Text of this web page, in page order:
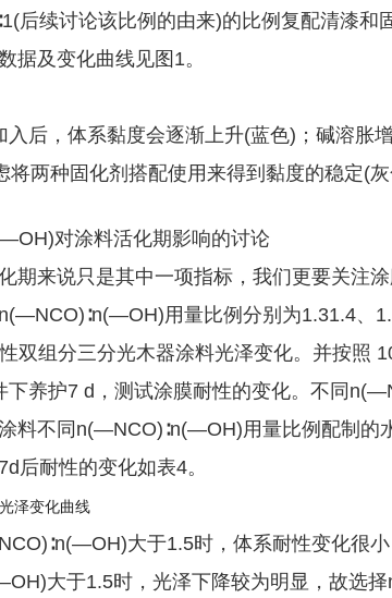
后续讨论该比例的由来)的比例复配清漆和
据及变化曲线见图1。
后，体系黏度会逐渐上升(蓝色)；碱溶胀
两种固化剂搭配使用来得到黏度的稳定(灰
对涂料活化期影响的讨论
期来说只是其中一项指标，我们更要关注
用量比例分别为1.31.4、
双组分三分光木器涂料光泽变化。并按照
下养护7 d，测试涂膜耐性的变化。不同
料不同n(—NCO)∶n(—OH)用量比例配制的
后耐性的变化如表4。
大于1.5时，体系耐性变化很
大于1.5时，光泽下降较为明显，故选